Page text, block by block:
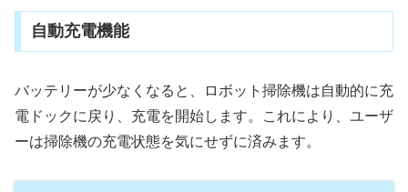
自動充電機能
バッテリーが少なくなると、ロボット掃除機は自動的に充
電ドックに戻り、充電を開始します。これにより、ユーザ
ーは掃除機の充電状態を気にせずに済みます。